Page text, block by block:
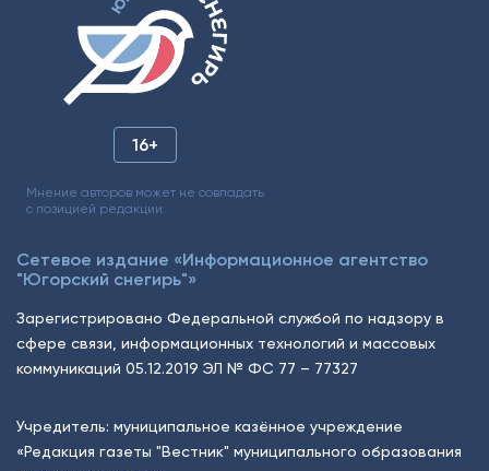
16+
Мнение авторов может не совпадать
с позицией редакции.
Сетевое издание «Информационное агентство
"Югорский снегирь"»
Зарегистрировано Федеральной службой по надзору в
сфере связи, информационных технологий и массовых
коммуникаций 05.12.2019 ЭЛ № ФС 77 – 77327
Учредитель: муниципальное казённое учреждение
«Редакция газеты "Вестник" муниципального образования